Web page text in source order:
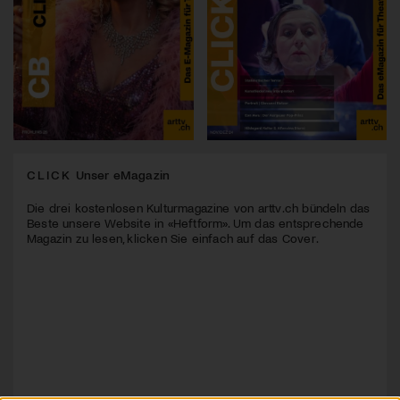
CLICK Unser eMagazin
Die drei kostenlosen Kulturmagazine von arttv.ch bündeln das
Beste unsere Website in «Heftform». Um das entsprechende
Magazin zu lesen, klicken Sie einfach auf das Cover.